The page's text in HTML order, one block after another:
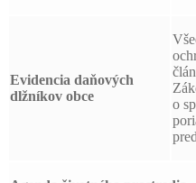
Evidencia daňových
dlžníkov obce
o